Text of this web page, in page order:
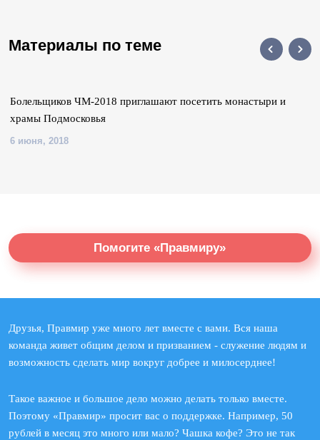
Материалы по теме
Болельщиков ЧМ-2018 приглашают посетить монастыри и
храмы Подмосковья
6 июня, 2018
Помогите «Правмиру»
Друзья, Правмир уже много лет вместе с вами. Вся наша
команда живет общим делом и призванием - служение людям и
возможность сделать мир вокруг добрее и милосерднее!
Такое важное и большое дело можно делать только вместе.
Поэтому «Правмир» просит вас о поддержке. Например, 50
рублей в месяц это много или мало? Чашка кофе? Это не так